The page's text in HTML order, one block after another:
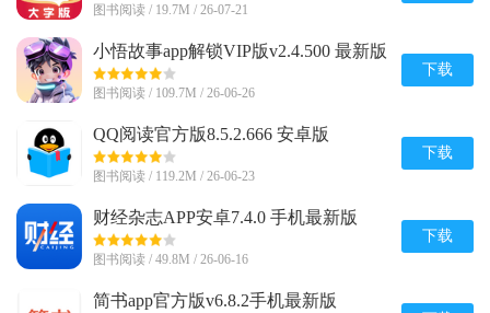
图书阅读 / 19.7M / 26-07-21
小悟故事app解锁VIP版v2.4.500 最新版
图书阅读 / 109.7M / 26-06-26
下载
QQ阅读官方版8.5.2.666 安卓版
图书阅读 / 119.2M / 26-06-23
下载
财经杂志APP安卓7.4.0 手机最新版
图书阅读 / 49.8M / 26-06-16
下载
简书app官方版v6.8.2手机最新版